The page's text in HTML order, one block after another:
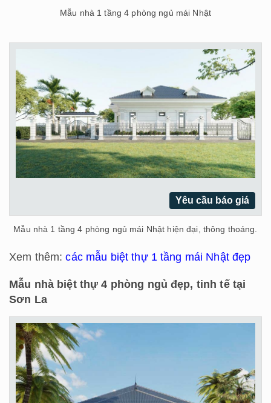
Mẫu nhà 1 tầng 4 phòng ngủ mái Nhật
Yêu cầu báo giá
Mẫu nhà 1 tầng 4 phòng ngủ mái Nhật hiện đại, thông thoáng.
Xem thêm:các mẫu biệt thự 1 tầng mái Nhật đẹp
Mẫu nhà biệt thự 4 phòng ngủ đẹp, tinh tế tại
Sơn La